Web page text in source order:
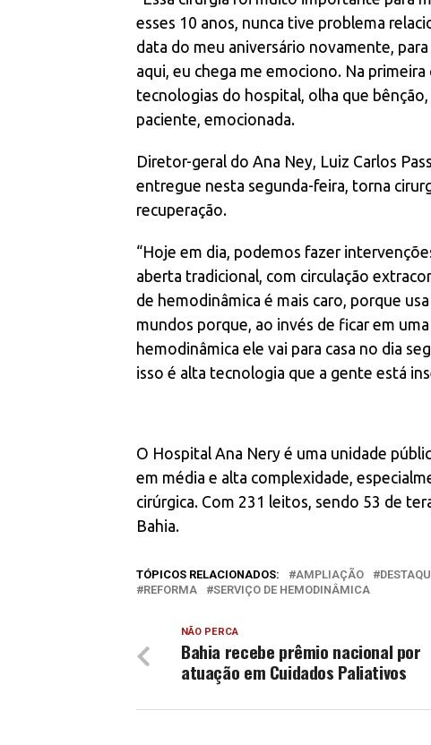
esses 10 anos, nunca tive problema
data do meu aniversário novamente,
aqui, eu chega me emociono. Na
tecnologias do hospital, olha que
paciente, emocionada.
Diretor-geral do Ana Ney, Luiz Carlos
entregue nesta segunda-feira, torna
recuperação.
“Hoje em dia, podemos fazer
aberta tradicional, com circulação
de hemodinâmica é mais caro, porque
mundos porque, ao invés de ficar em
hemodinâmica ele vai para casa no dia
isso é alta tecnologia que a gente está
O Hospital Ana Nery é uma unidade
em média e alta complexidade,
cirúrgica. Com 231 leitos, sendo 53 de
Bahia.
TÓPICOS RELACIONADOS: AMPLIAÇÃO
REFORMA
SERVIÇO DE HEMODINÂMICA
NÃO PERCA
Bahia recebe prêmio nacional por
atuação em Cuidados Paliativos